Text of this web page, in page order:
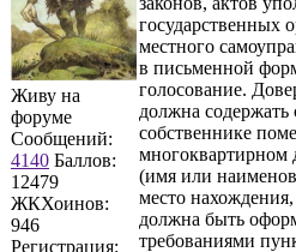
Живу на
форуме
Сообщений:
4140 Баллов:
12479
ЖКХоинов:
946
Регистрация:
государственных
местного
в письменной
голосование.
должна содержать
собственнике
многоквартирном
(имя или
место
должна быть
требованиями